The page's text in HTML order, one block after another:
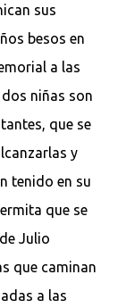
sus
besos en
a las
niñas son
que se
y
tenido en su
que se
Julio
que caminan
a las